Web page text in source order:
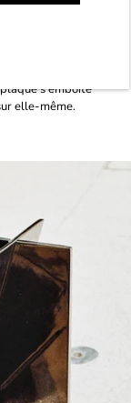
en assurer la
s'emboîte
elle-même.